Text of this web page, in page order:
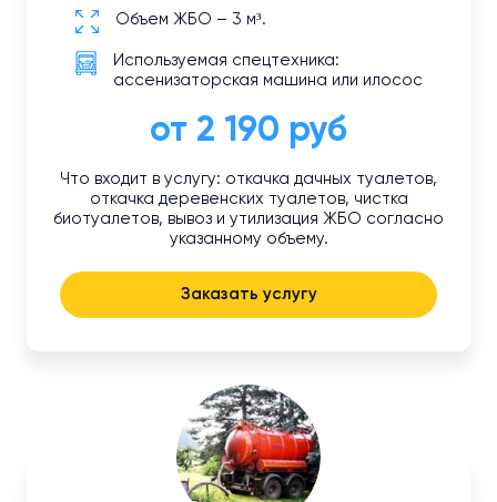
Объем ЖБО – 3 м³.
Используемая спецтехника:
ассенизаторская машина или илосос
от 2 190 руб
Что входит в услугу: откачка дачных туалетов,
откачка деревенских туалетов, чистка
биотуалетов, вывоз и утилизация ЖБО согласно
указанному объему.
Заказать услугу